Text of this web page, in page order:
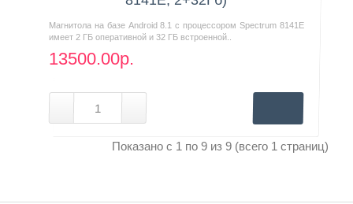
Магнитола на базе Android 8.1 с процессором Spectrum 8141E
имеет 2 ГБ оперативной и 32 ГБ встроенной..
13500.00р.
Показано с 1 по 9 из 9 (всего 1 страниц)